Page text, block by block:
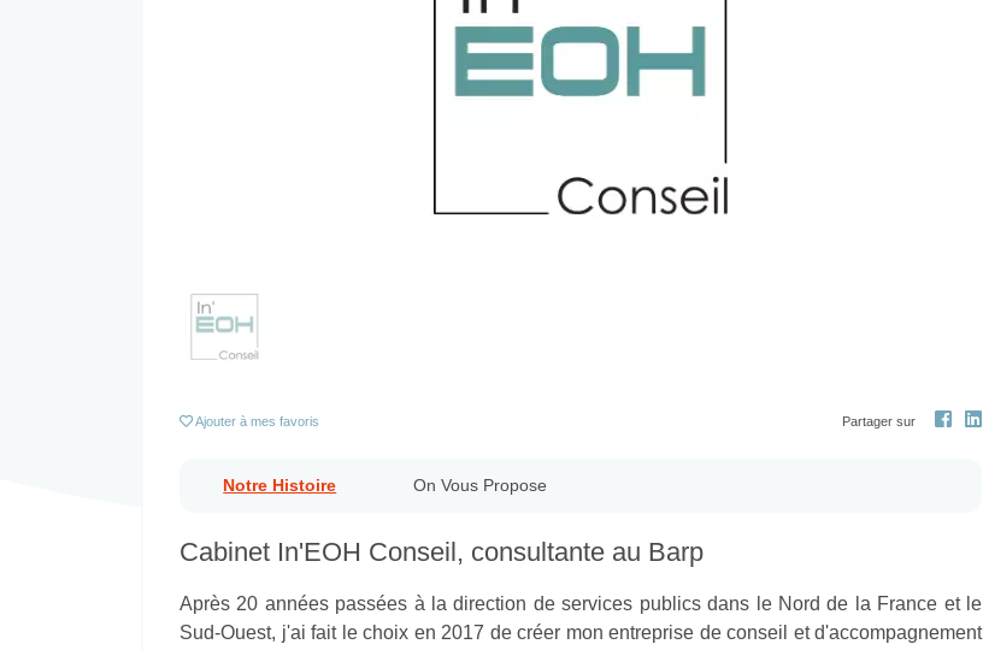
Ajouter à mes favoris Partager sur
Notre Histoire On Vous Propose
Cabinet In'EOH Conseil, consultante au Barp
Après 20 années passées à la direction de services publics dans le Nord de la France et le
Sud-Ouest, j'ai fait le choix en 2017 de créer mon entreprise de conseil et d'accompagnement